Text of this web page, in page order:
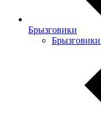
Брызговики